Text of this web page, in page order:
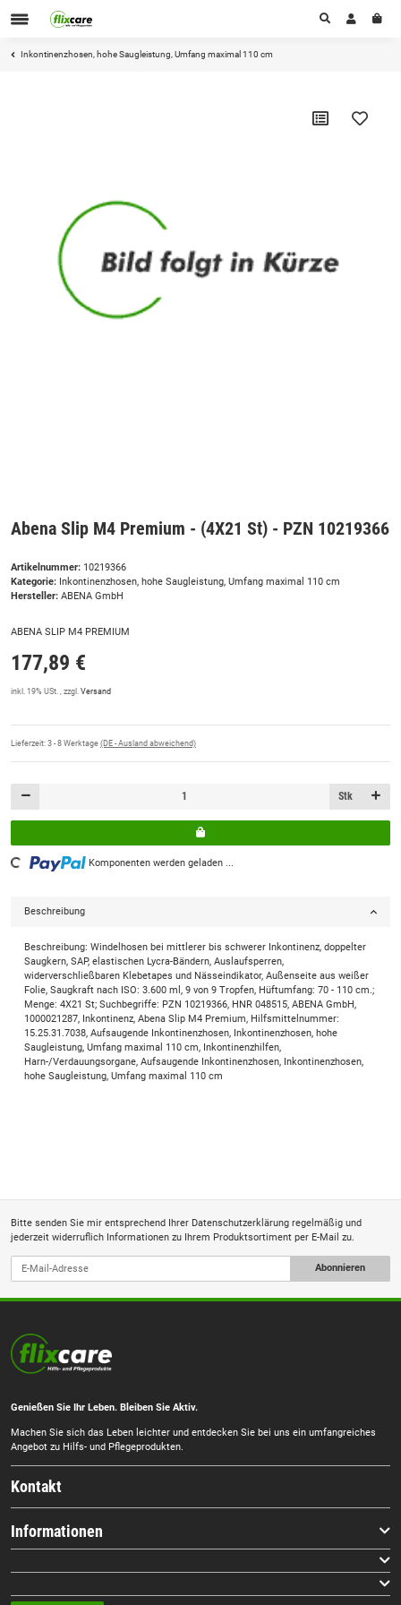
Inkontinenzhosen, hohe Saugleistung, Umfang maximal 110 cm
Abena Slip M4 Premium - (4X21 St) - PZN 10219366
Artikelnummer: 10219366
Kategorie: Inkontinenzhosen, hohe Saugleistung, Umfang maximal 110 cm
Hersteller: ABENA GmbH
ABENA SLIP M4 PREMIUM
177,89 €
inkl. 19% USt. , zzgl. Versand
Lieferzeit: 3 - 8 Werktage (DE - Ausland abweichend)
Stk
Loading... Komponenten werden geladen ...
Beschreibung
Beschreibung: Windelhosen bei mittlerer bis schwerer Inkontinenz, doppelter
Saugkern, SAP, elastischen Lycra-Bändern, Auslaufsperren,
widerverschließbaren Klebetapes und Nässeindikator, Außenseite aus weißer
Folie, Saugkraft nach ISO: 3.600 ml, 9 von 9 Tropfen, Hüftumfang: 70 - 110 cm.;
Menge: 4X21 St; Suchbegriffe: PZN 10219366, HNR 048515, ABENA GmbH,
1000021287, Inkontinenz, Abena Slip M4 Premium, Hilfsmittelnummer:
15.25.31.7038, Aufsaugende Inkontinenzhosen, Inkontinenzhosen, hohe
Saugleistung, Umfang maximal 110 cm, Inkontinenzhilfen,
Harn-/Verdauungsorgane, Aufsaugende Inkontinenzhosen, Inkontinenzhosen,
hohe Saugleistung, Umfang maximal 110 cm
Bitte senden Sie mir entsprechend Ihrer Datenschutzerklärung regelmäßig und
jederzeit widerruflich Informationen zu Ihrem Produktsortiment per E-Mail zu.
Abonnieren
Genießen Sie Ihr Leben. Bleiben Sie Aktiv.
Machen Sie sich das Leben leichter und entdecken Sie bei uns ein umfangreiches
Angebot zu Hilfs- und Pflegeprodukten.
Kontakt
Informationen